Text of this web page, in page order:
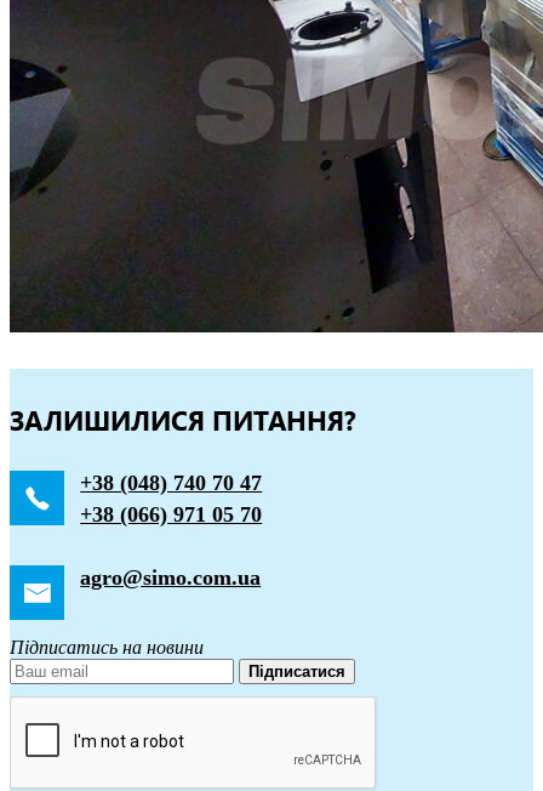
ЗАЛИШИЛИСЯ ПИТАННЯ?
+38 (048) 740 70 47
+38 (066) 971 05 70
agro@simo.com.ua
Підписатись на новини
Підписатися